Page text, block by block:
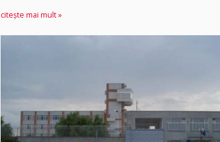
citește mai mult »